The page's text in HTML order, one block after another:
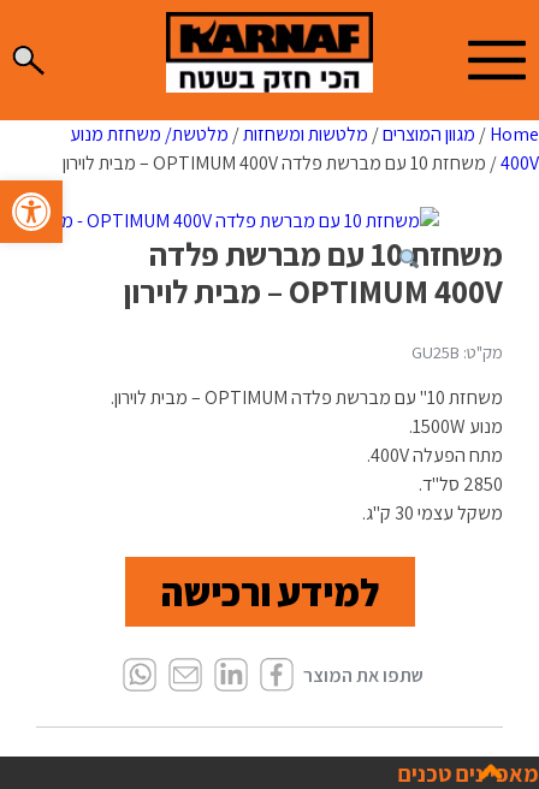
פתח
to
content
Home
/ מגוון המוצרים/ מלטשות ומשחזות/ מלטשת/ משחזת מנוע
400V/ משחזת 10 עם מברשת פלדה OPTIMUM 400V – מבית לוירון
משחזת 10 עם מברשת פלדה
OPTIMUM 400V – מבית לוירון
מק"ט: GU25B
משחזת 10" עם מברשת פלדה OPTIMUM – מבית לוירון.
מנוע 1500W.
מתח הפעלה 400V.
2850 סל"ד.
משקל עצמי 30 ק"ג.
למידע ורכישה
מאפיינים טכנים